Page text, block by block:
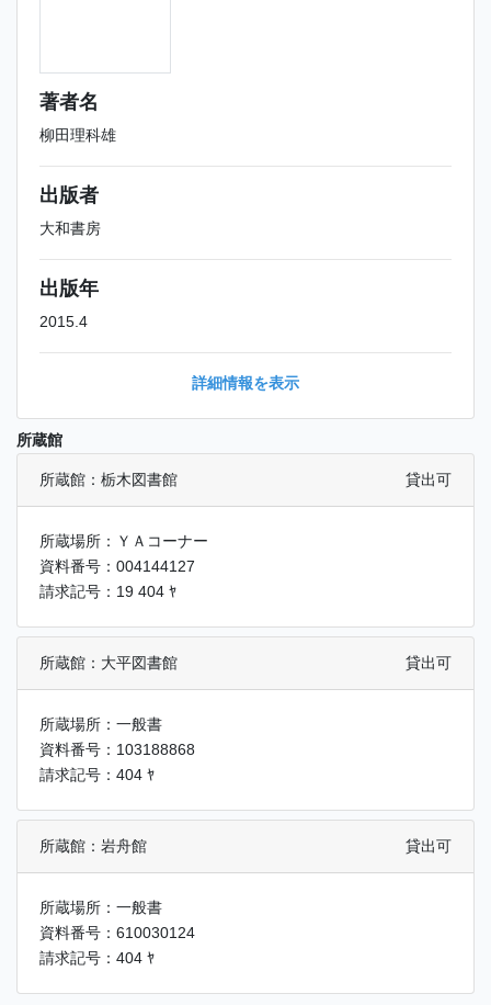
著者名
柳田理科雄
出版者
大和書房
出版年
2015.4
詳細情報を表示
所蔵館
所蔵館：栃木図書館 貸出可
所蔵場所：ＹＡコーナー
資料番号：004144127
請求記号：19 404 ﾔ
所蔵館：大平図書館 貸出可
所蔵場所：一般書
資料番号：103188868
請求記号：404 ﾔ
所蔵館：岩舟館 貸出可
所蔵場所：一般書
資料番号：610030124
請求記号：404 ﾔ